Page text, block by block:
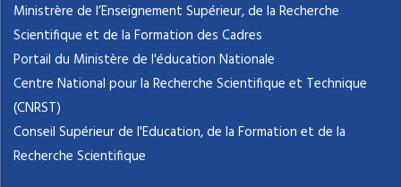
Ministrère de l’Enseignement Supérieur, de la Recherche
Scientifique et de la Formation des Cadres
Portail du Ministère de l'éducation Nationale
Centre National pour la Recherche Scientifique et Technique
(CNRST)
Conseil Supérieur de l'Education, de la Formation et de la
Recherche Scientifique